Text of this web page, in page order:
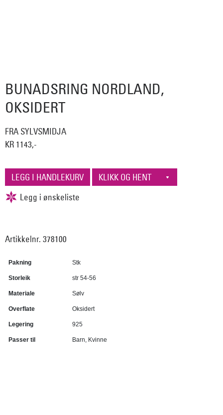
BUNADSRING NORDLAND,
OKSIDERT
FRA SYLVSMIDJA
KR 1143,-
Artikkelnr. 378100
Pakning Stk
Storleik str 54-56
Materiale Sølv
Overflate Oksidert
Legering 925
Passer til Barn, Kvinne